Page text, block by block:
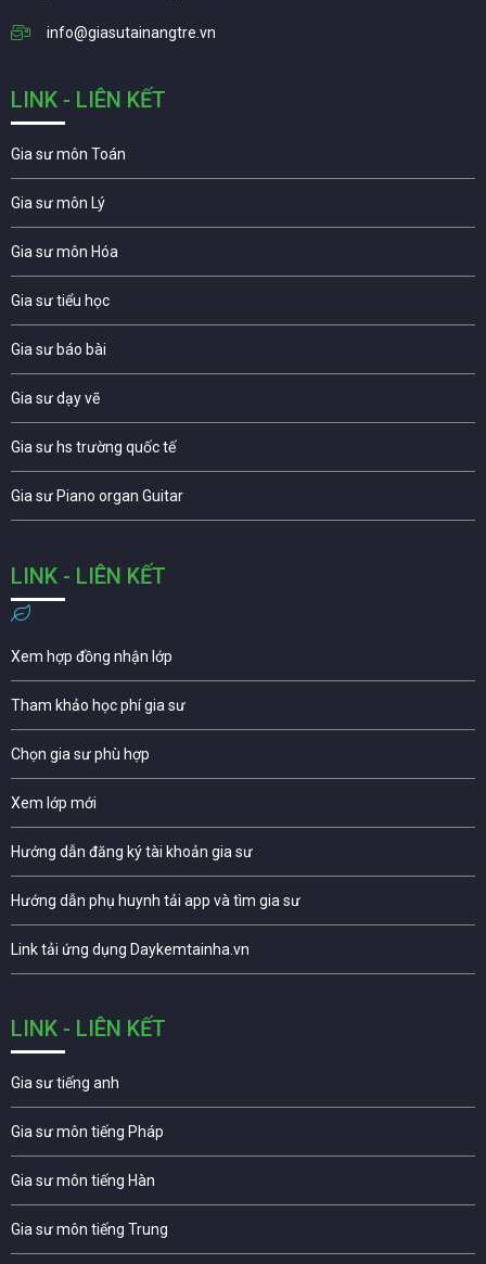
info@giasutainangtre.vn
LINK - LIÊN KẾT
Gia sư môn Toán
Gia sư môn Lý
Gia sư môn Hóa
Gia sư tiểu học
Gia sư báo bài
Gia sư dạy vẽ
Gia sư hs trường quốc tế
Gia sư Piano organ Guitar
LINK - LIÊN KẾT
Xem hợp đồng nhận lớp
Tham khảo học phí gia sư
Chọn gia sư phù hợp
Xem lớp mới
Hướng dẫn đăng ký tài khoản gia sư
Hướng dẫn phụ huynh tải app và tìm gia sư
Link tải ứng dụng Daykemtainha.vn
LINK - LIÊN KẾT
Gia sư tiếng anh
Gia sư môn tiếng Pháp
Gia sư môn tiếng Hàn
Gia sư môn tiếng Trung